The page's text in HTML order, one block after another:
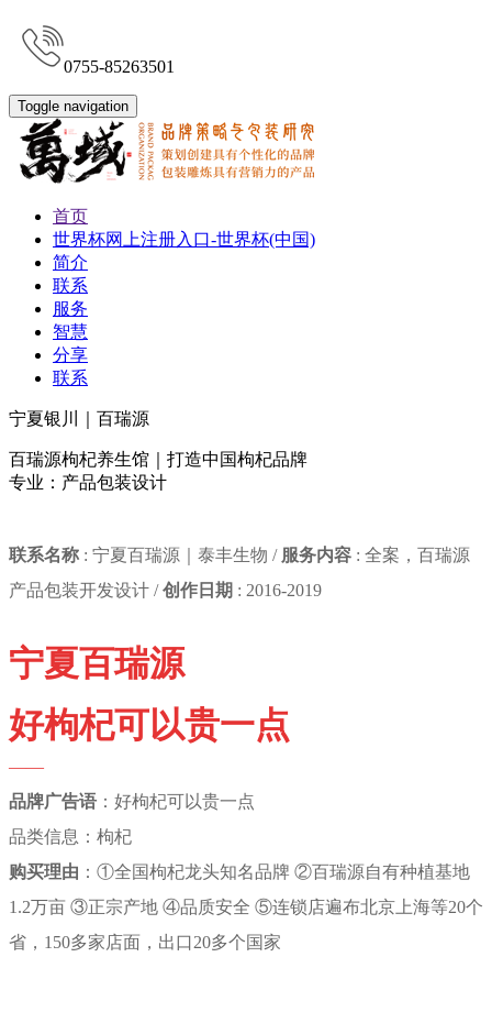
0755-85263501
Toggle navigation
首页
世界杯网上注册入口-世界杯(中国)
简介
联系
服务
智慧
分享
联系
宁夏银川｜百瑞源
百瑞源枸杞养生馆｜打造中国枸杞品牌
专业：产品包装设计
联系名称 : 宁夏百瑞源｜泰丰生物 / 服务内容 : 全案，百瑞源
产品包装开发设计 /创作日期 : 2016-2019
宁夏百瑞源
好枸杞可以贵一点
——
品牌广告语 ：好枸杞可以贵一点
品类信息：枸杞
购买理由 ：①全国枸杞龙头知名品牌 ②百瑞源自有种植基地
1.2万亩 ③正宗产地 ④品质安全 ⑤连锁店遍布北京上海等20个
省，150多家店面，出口20多个国家